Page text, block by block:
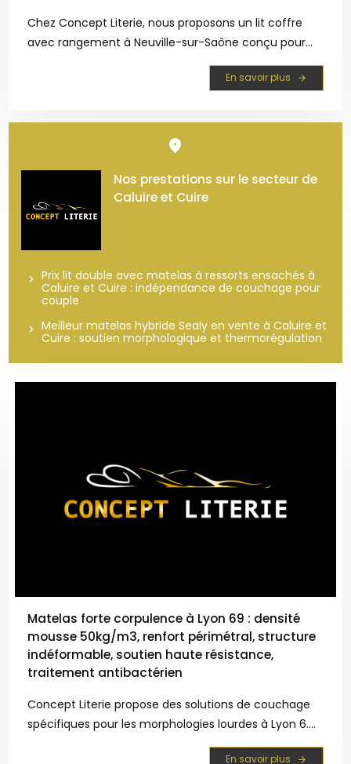
Chez Concept Literie, nous proposons un lit coffre
avec rangement à Neuville-sur-Saône conçu pour
maximiser votre espace de vie. Ce modèle allie un
caisson robuste et des vérins haute pression
d'un so...
En savoir plus
Nos prestations sur le secteur de
Caluire et Cuire
Prix lit double avec matelas à ressorts ensachés à
Caluire et Cuire : indépendance de couchage pour
couple
Meilleur matelas hybride Sealy en vente à Caluire et
Cuire : soutien morphologique et thermorégulation
Matelas forte corpulence à Lyon 69 : densité
mousse 50kg/m3, renfort périmétral, structure
indéformable, soutien haute résistance,
traitement antibactérien
Concept Literie propose des solutions de couchage
spécifiques pour les morphologies lourdes à Lyon 6.
Nos équipements intègrent une densité de mousse
En savoir plus